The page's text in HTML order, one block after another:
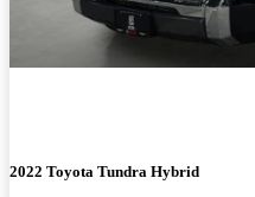
2022 Toyota Tundra Hybrid